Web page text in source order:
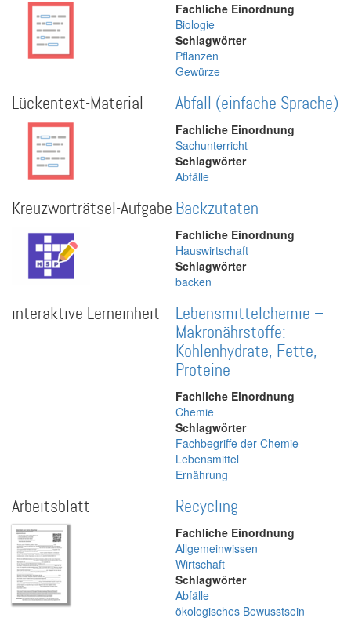
Fachliche Einordnung
Biologie
Schlagwörter
Pflanzen
Gewürze
Lückentext-Material Abfall (einfache Sprache)
Fachliche Einordnung
Sachunterricht
Schlagwörter
Abfälle
Kreuzworträtsel-Aufgabe Backzutaten
Fachliche Einordnung
Hauswirtschaft
Schlagwörter
backen
interaktive Lerneinheit
Lebensmittelchemie –
Makronährstoffe:
Kohlenhydrate, Fette,
Proteine
Fachliche Einordnung
Chemie
Schlagwörter
Fachbegriffe der Chemie
Lebensmittel
Ernährung
Arbeitsblatt Recycling
Fachliche Einordnung
Allgemeinwissen
Wirtschaft
Schlagwörter
Abfälle
ökologisches Bewusstsein